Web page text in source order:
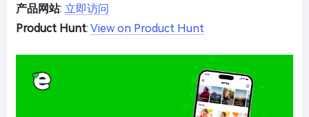
产品网站: 立即访问
Product Hunt: View on Product Hunt